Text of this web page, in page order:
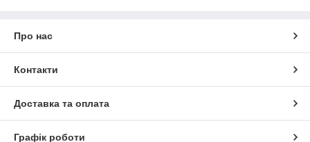
Про нас
Контакти
Доставка та оплата
Графік роботи